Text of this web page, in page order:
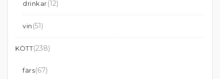
drinkar(12)
vin (51)
KÖTT(238)
färs(67)